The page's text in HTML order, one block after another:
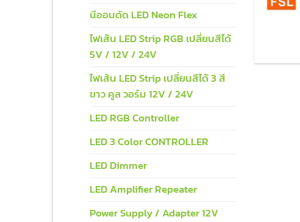
นีออนดัด LED Neon Flex
ไฟเส้น LED Strip RGB เปลี่ยนสีได้
5V / 12V / 24V
ไฟเส้น LED Strip เปลี่ยนสีได้ 3 สี
ขาว คูล วอร์ม 12V / 24V
LED RGB Controller
LED 3 Color CONTROLLER
LED Dimmer
LED Amplifier Repeater
Power Supply / Adapter 12V